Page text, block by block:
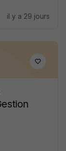
il y a 29 jours